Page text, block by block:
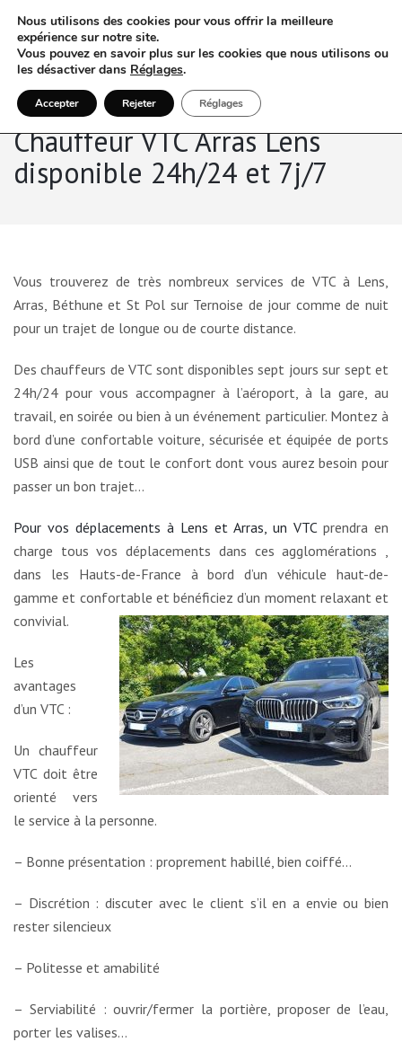
Chauffeur VTC Arras Lens
disponible 24h/24 et 7j/7
Vous trouverez de très nombreux services de VTC à Lens,
Arras, Béthune et St Pol sur Ternoise de jour comme de nuit
pour un trajet de longue ou de courte distance.
Des chauffeurs de VTC sont disponibles sept jours sur sept et
24h/24 pour vous accompagner à l’aéroport, à la gare, au
travail, en soirée ou bien à un événement particulier. Montez à
bord d’une confortable voiture, sécurisée et équipée de ports
USB ainsi que de tout le confort dont vous aurez besoin pour
passer un bon trajet…
Pour vos déplacements à Lens et Arras, un VTCprendra en
charge tous vos déplacements dans ces agglomérations ,
dans les Hauts-de-France à bord d’un véhicule haut-de-
gamme et confortable et bénéficiez d’un moment relaxant et
convivial.
Les
avantages
d’un VTC :
Un chauffeur
VTC doit être
orienté vers
le service à la personne.
– Bonne présentation : proprement habillé, bien coiffé…
– Discrétion : discuter avec le client s’il en a envie ou bien
rester silencieux
– Politesse et amabilité
– Serviabilité : ouvrir/fermer la portière, proposer de l’eau,
porter les valises…
Nous utilisons des cookies pour vous offrir la meilleure
expérience sur notre site.
Vous pouvez en savoir plus sur les cookies que nous utilisons ou
les désactiver dans Réglages.
Accepter Rejeter Réglages